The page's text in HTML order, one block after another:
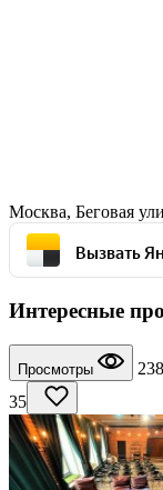
Москва, Беговая
Вызвать
Интересные
Просмотры
35